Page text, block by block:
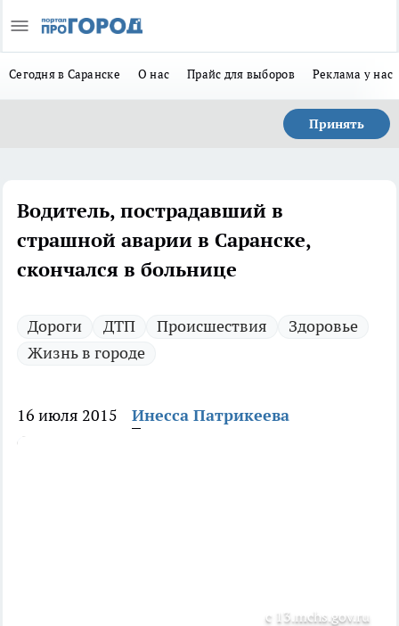
Сегодня в Саранске О нас Прайс для выборов Реклама у нас
Принять
Водитель, пострадавший в
страшной аварии в Саранске,
скончался в больнице
Дороги ДТП Происшествия
Здоровье
Жизнь в городе
16 июля 2015 Инесса Патрикеева
с 13.mchs.gov.ru